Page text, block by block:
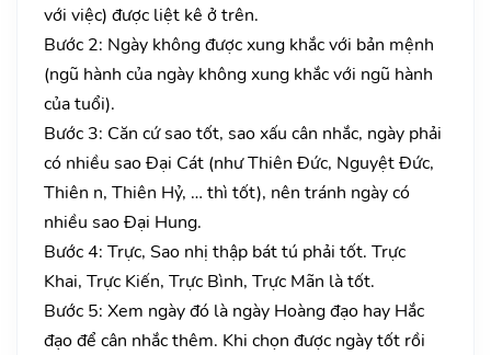
với việc) được liệt kê ở trên.
Bước 2: Ngày không được xung khắc với bản mệnh
(ngũ hành của ngày không xung khắc với ngũ hành
của tuổi).
Bước 3: Căn cứ sao tốt, sao xấu cân nhắc, ngày phải
có nhiều sao Đại Cát (như Thiên Đức, Nguyệt Đức,
Thiên n, Thiên Hỷ, … thì tốt), nên tránh ngày có
nhiều sao Đại Hung.
Bước 4: Trực, Sao nhị thập bát tú phải tốt. Trực
Khai, Trực Kiến, Trực Bình, Trực Mãn là tốt.
Bước 5: Xem ngày đó là ngày Hoàng đạo hay Hắc
đạo để cân nhắc thêm. Khi chọn được ngày tốt rồi